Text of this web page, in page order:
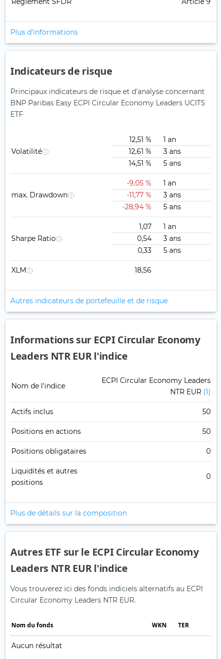
Plus d'informations
Indicateurs de risque
Principaux indicateurs de risque et d'analyse concernant
BNP Paribas Easy ECPI Circular Economy Leaders UCITS
ETF
Volatilité
12,51 %
1 an
12,61 %
3 ans
14,51 %
5 ans
max. Drawdown
-9,05 %
1 an
-11,77 %
3 ans
-28,94 %
5 ans
Sharpe Ratio
1,07
1 an
0,54
3 ans
0,33
5 ans
XLM 18,56
Autres indicateurs de portefeuille et de risque
Informations sur ECPI Circular Economy
Leaders NTR EUR l'indice
Nom de l'indice
ECPI Circular Economy Leaders
NTR EUR (1)
Actifs inclus 50
Positions en actions 50
Positions obligataires 0
Liquidités et autres
positions
0
Plus de détails sur la composition
Autres ETF sur le ECPI Circular Economy
Leaders NTR EUR l'indice
Vous trouverez ici des fonds indiciels alternatifs au ECPI
Circular Economy Leaders NTR EUR.
Nom du fonds WKN TER
Aucun résultat